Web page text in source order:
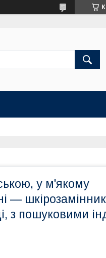
у м'якому
—
з пошуковими